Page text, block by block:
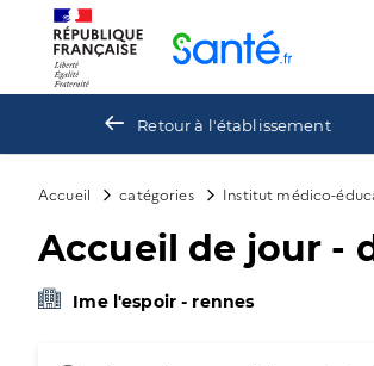
Retour à l'établissement
Accueil catégories Institut médico-
Accueil de jour -
Ime l'espoir - rennes
Panneau de gestion des cookies